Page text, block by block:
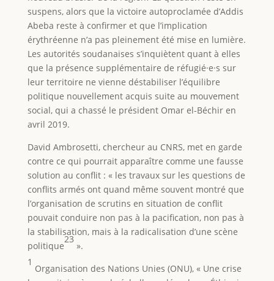
suspens, alors que la victoire autoproclamée d’Addis
Abeba reste à confirmer et que l’implication
érythréenne n’a pas pleinement été mise en lumière.
Les autorités soudanaises s’inquiètent quant à elles
que la présence supplémentaire de réfugié·e·s sur
leur territoire ne vienne déstabiliser l’équilibre
politique nouvellement acquis suite au mouvement
social, qui a chassé le président Omar el-Béchir en
avril 2019.
David Ambrosetti, chercheur au CNRS, met en garde
contre ce qui pourrait apparaître comme une fausse
solution au conflit : « les travaux sur les questions de
conflits armés ont quand même souvent montré que
l’organisation de scrutins en situation de conflit
pouvait conduire non pas à la pacification, non pas à
la stabilisation, mais à la radicalisation d’une scène
politique
23
».
1
Organisation des Nations Unies (ONU), « Une crise